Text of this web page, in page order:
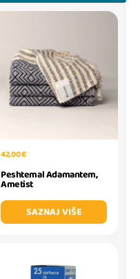
42,00 €
Peshtemal Adamantem,
Ametist
SAZNAJ VIŠE